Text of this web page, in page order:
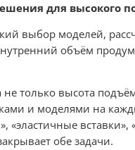
для высокого
выбор моделей,
объём
не только высота
и моделями на
«эластичные
обе задачи.